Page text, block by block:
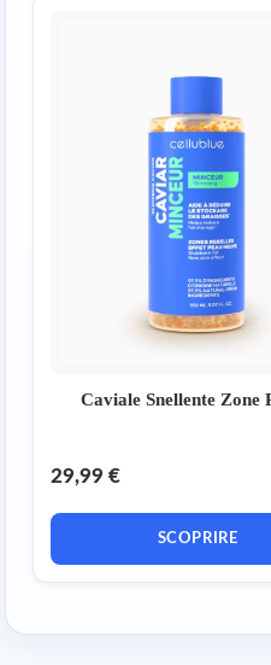
Caviale Snellente Zone
29,99 €
SCOPRIRE